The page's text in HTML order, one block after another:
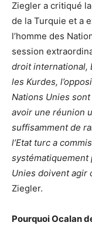
Ziegler a critiqué
de la Turquie et a
l’homme des
session
droit international,
les Kurdes,
Nations Unies
avoir une réunion
suffisamment de
l’Etat turc a
systématiquement
Unies doivent agir
Ziegler.
Pourquoi Ocalan